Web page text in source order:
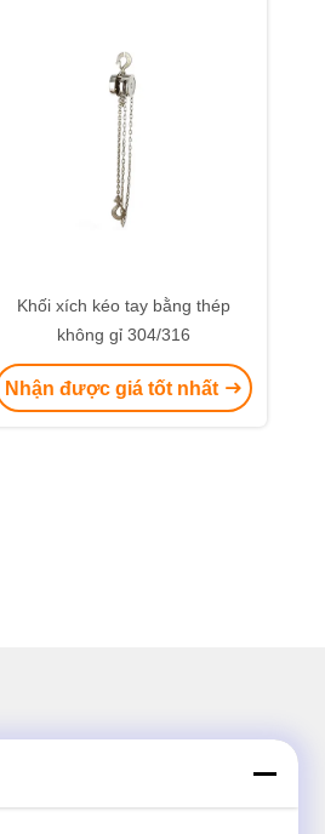
Khối xích kéo tay bằng thép
không gỉ 304/316
Nhận được giá tốt nhất
để được giảm giá và